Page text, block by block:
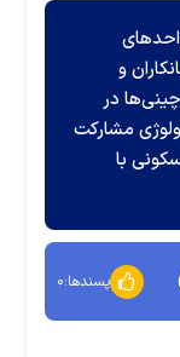
و
در
مشارکت
واحد مسکونی با
پسندها:۰